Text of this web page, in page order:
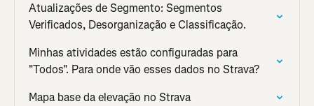
Atualizações de Segmento: Segmentos
Verificados, Desorganização e Classificação.
Minhas atividades estão configuradas para
"Todos". Para onde vão esses dados no Strava?
Mapa base da elevação no Strava